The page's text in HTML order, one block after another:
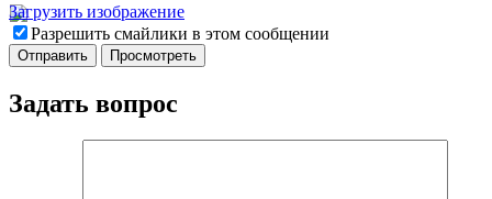
Загрузить изображение
Разрешить смайлики в этом сообщении
Задать вопрос